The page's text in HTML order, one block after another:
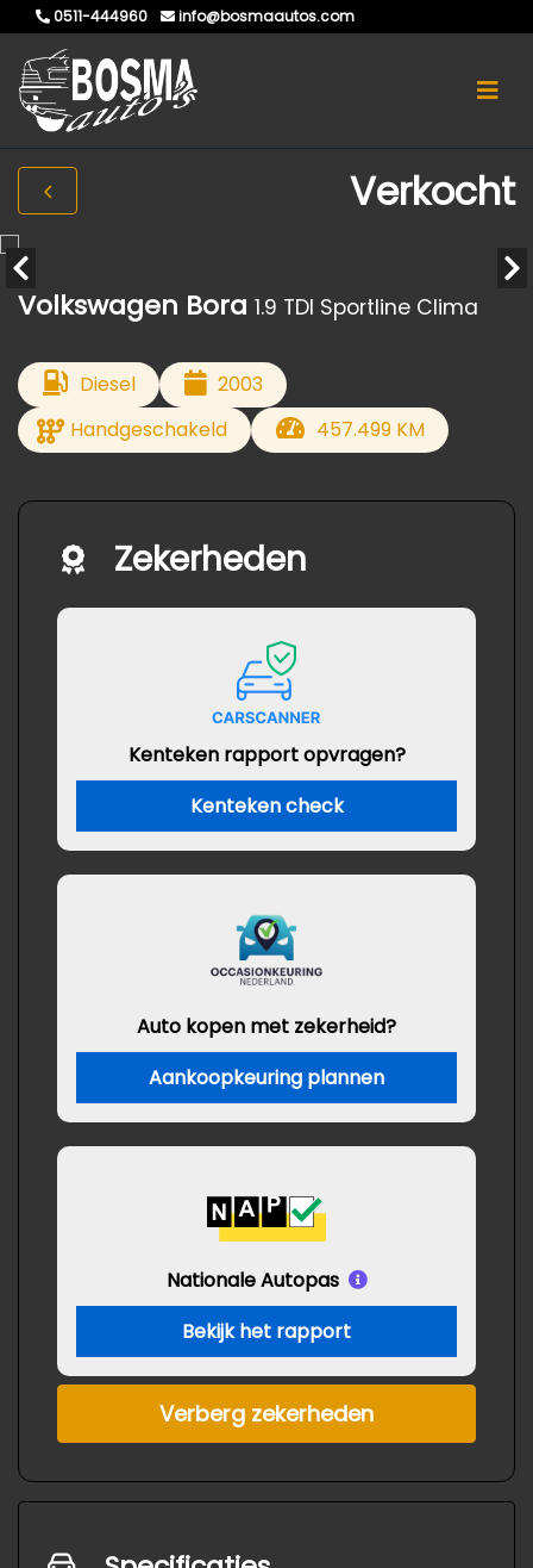
0511-444960 info@bosmaautos.com
Verkocht
Volkswagen Bora 1.9 TDI Sportline Clima
Diesel
2003
Handgeschakeld
457.499 KM
Zekerheden
Kenteken rapport opvragen?
Kenteken check
Auto kopen met zekerheid?
Aankoopkeuring plannen
Nationale Autopas
Bekijk het rapport
Verberg zekerheden